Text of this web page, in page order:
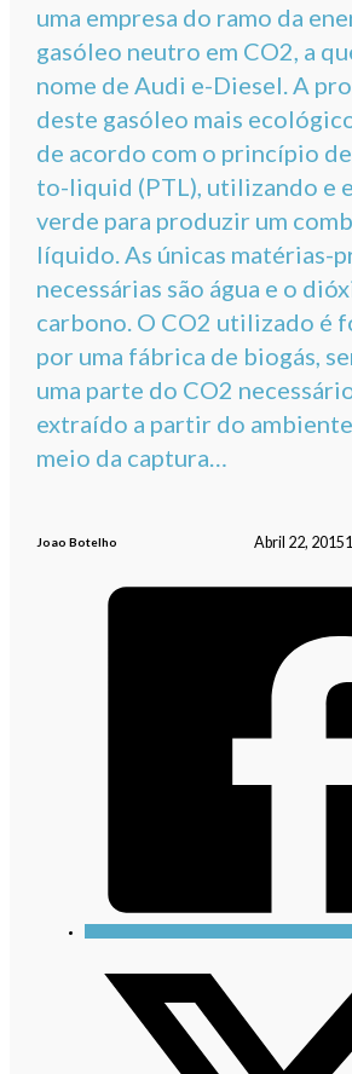
uma empresa do ramo da
gasóleo neutro em CO2, a
nome de Audi e-Diesel. A
deste gasóleo mais
de acordo com o princípio
to-liquid (PTL), utilizando e
verde para produzir um
líquido. As únicas matérias-
necessárias são água e o
carbono. O CO2 utilizado é
por uma fábrica de biogás,
uma parte do CO2
extraído a partir do
meio da captura…
Joao Botelho Abril 22, 2015